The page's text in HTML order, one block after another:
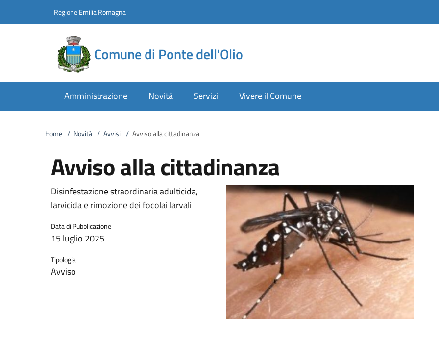
Regione Emilia Romagna
Comune di Ponte dell'Olio
Amministrazione Novità Servizi Vivere il Comune
Home / Novità / Avvisi / Avviso alla cittadinanza
Avviso alla cittadinanza
Disinfestazione straordinaria adulticida,
larvicida e rimozione dei focolai larvali
Data di Pubblicazione
15 luglio 2025
Tipologia
Avviso